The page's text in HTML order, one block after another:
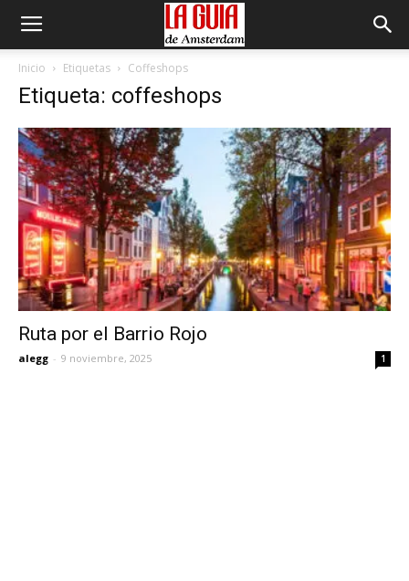
Inicio Etiquetas Coffeshops
Etiqueta: coffeshops
Ruta por el Barrio Rojo
alegg - 9 noviembre, 2025 1